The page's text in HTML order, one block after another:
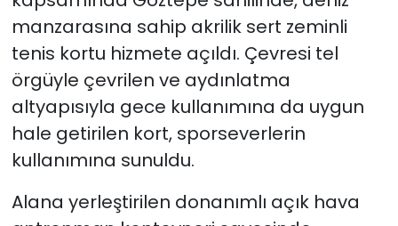
manzarasına sahip akrilik sert zeminli
tenis kortu hizmete açıldı. Çevresi tel
örgüyle çevrilen ve aydınlatma
altyapısıyla gece kullanımına da uygun
hale getirilen kort, sporseverlerin
kullanımına sunuldu.
Alana yerleştirilen donanımlı açık hava